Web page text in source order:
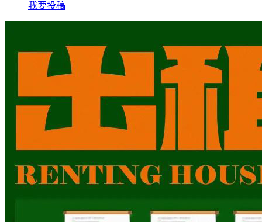
我要投稿